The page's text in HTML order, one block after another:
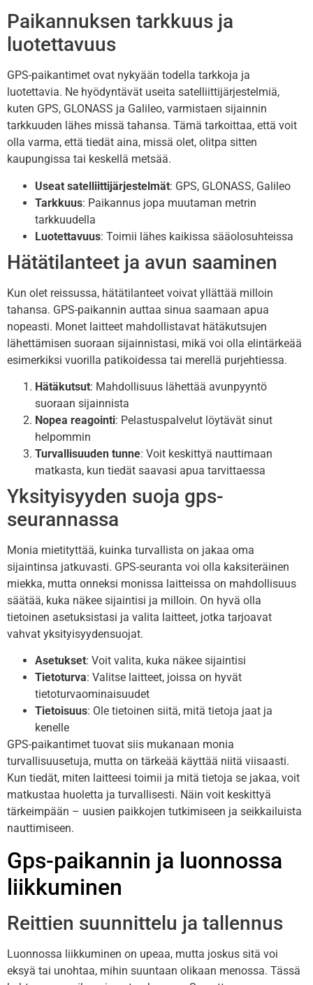
Paikannuksen tarkkuus ja
luotettavuus
GPS-paikantimet ovat nykyään todella tarkkoja ja
luotettavia. Ne hyödyntävät useita satelliittijärjestelmiä,
kuten GPS, GLONASS ja Galileo, varmistaen sijainnin
tarkkuuden lähes missä tahansa. Tämä tarkoittaa, että voit
olla varma, että tiedät aina, missä olet, olitpa sitten
kaupungissa tai keskellä metsää.
Useat satelliittijärjestelmät: GPS, GLONASS, Galileo
Tarkkuus: Paikannus jopa muutaman metrin
tarkkuudella
Luotettavuus: Toimii lähes kaikissa sääolosuhteissa
Hätätilanteet ja avun saaminen
Kun olet reissussa, hätätilanteet voivat yllättää milloin
tahansa. GPS-paikannin auttaa sinua saamaan apua
nopeasti. Monet laitteet mahdollistavat hätäkutsujen
lähettämisen suoraan sijainnistasi, mikä voi olla elintärkeää
esimerkiksi vuorilla patikoidessa tai merellä purjehtiessa.
Hätäkutsut: Mahdollisuus lähettää avunpyyntö
suoraan sijainnista
Nopea reagointi: Pelastuspalvelut löytävät sinut
helpommin
Turvallisuuden tunne: Voit keskittyä nauttimaan
matkasta, kun tiedät saavasi apua tarvittaessa
Yksityisyyden suoja gps-
seurannassa
Monia mietityttää, kuinka turvallista on jakaa oma
sijaintinsa jatkuvasti. GPS-seuranta voi olla kaksiteräinen
miekka, mutta onneksi monissa laitteissa on mahdollisuus
säätää, kuka näkee sijaintisi ja milloin. On hyvä olla
tietoinen asetuksistasi ja valita laitteet, jotka tarjoavat
vahvat yksityisyydensuojat.
Asetukset: Voit valita, kuka näkee sijaintisi
Tietoturva: Valitse laitteet, joissa on hyvät
tietoturvaominaisuudet
Tietoisuus: Ole tietoinen siitä, mitä tietoja jaat ja
kenelle
GPS-paikantimet tuovat siis mukanaan monia
turvallisuusetuja, mutta on tärkeää käyttää niitä viisaasti.
Kun tiedät, miten laitteesi toimii ja mitä tietoja se jakaa, voit
matkustaa huoletta ja turvallisesti. Näin voit keskittyä
tärkeimpään – uusien paikkojen tutkimiseen ja seikkailuista
nauttimiseen.
Gps-paikannin ja luonnossa
liikkuminen
Reittien suunnittelu ja tallennus
Luonnossa liikkuminen on upeaa, mutta joskus sitä voi
eksyä tai unohtaa, mihin suuntaan olikaan menossa. Tässä